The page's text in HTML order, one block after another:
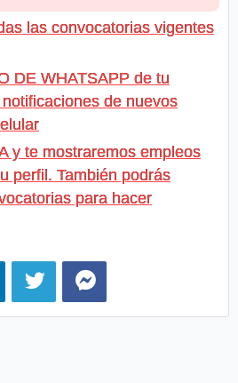
las convocatorias vigentes
DE WHATSAPP de tu
de nuevos
y te mostraremos empleos
perfil. También podrás
para hacer